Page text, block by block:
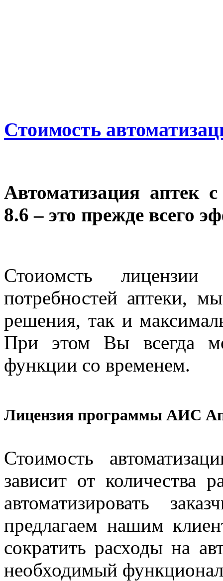
Стоимость
Автоматизация аптек
8.6 – это прежде всего
Стоиомсть
потребностей аптеки,
решения, так и
При этом Вы всегда
функции со временем.
Лицензия программы АИС
Стоимость
зависит от количества
автоматизировать
предлагаем нашим
сократить расходы на
необходимый